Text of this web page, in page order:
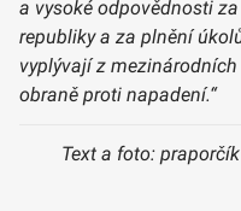
a vysoké odpovědnosti
republiky a za plnění
vyplývají z
obraně proti napadení.“
Text a foto: